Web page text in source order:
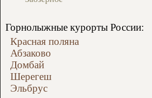
Горнолыжные курорты России:
Красная поляна
Абзаково
Домбай
Шерегеш
Эльбрус